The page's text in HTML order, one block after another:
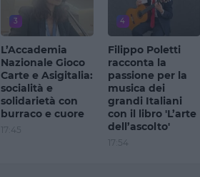
3
L’Accademia
Nazionale Gioco
Carte e Asigitalia:
socialità e
solidarietà con
burraco e cuore
17:45
4
Filippo Poletti
racconta la
passione per la
musica dei
grandi Italiani
con il libro 'L’arte
dell’ascolto'
17:54